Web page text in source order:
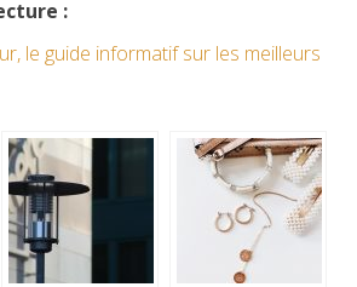
:
le guide informatif sur les meilleurs